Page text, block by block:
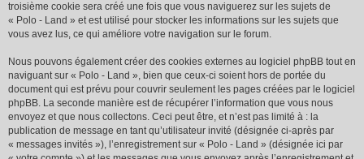
troisième cookie sera créé une fois que vous naviguerez sur les sujets de
« Polo - Land » et est utilisé pour stocker les informations sur les sujets que
vous avez lus, ce qui améliore votre navigation sur le forum.
Nous pouvons également créer des cookies externes au logiciel phpBB tout en
naviguant sur « Polo - Land », bien que ceux-ci soient hors de portée du
document qui est prévu pour couvrir seulement les pages créées par le logiciel
phpBB. La seconde manière est de récupérer l’information que vous nous
envoyez et que nous collectons. Ceci peut être, et n’est pas limité à : la
publication de message en tant qu’utilisateur invité (désignée ci-après par
« messages invités »), l’enregistrement sur « Polo - Land » (désignée ici par